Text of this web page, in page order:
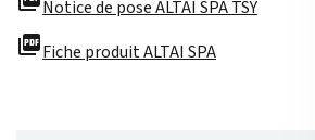
Notice de pose ALTAI SPA TSY
picture_as_pdfFiche produit ALTAI SPA